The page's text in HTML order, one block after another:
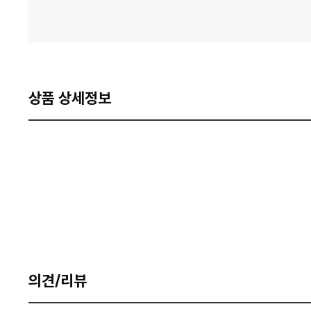
상품 상세정보
의견/리뷰